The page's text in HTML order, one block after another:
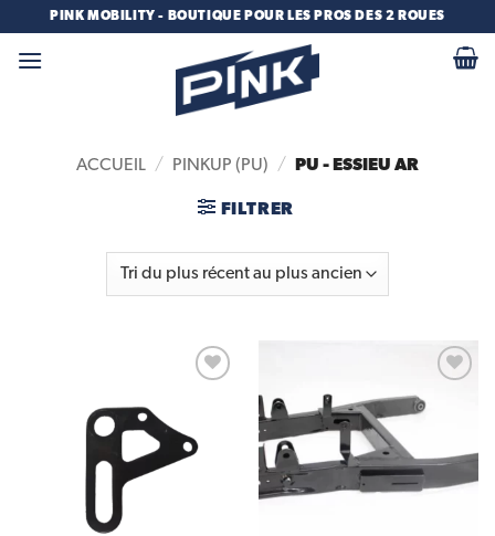
contenu
PINK MOBILITY - BOUTIQUE POUR LES PROS DES 2 ROUES
ACCUEIL / PINKUP (PU) / PU - ESSIEU AR
FILTRER